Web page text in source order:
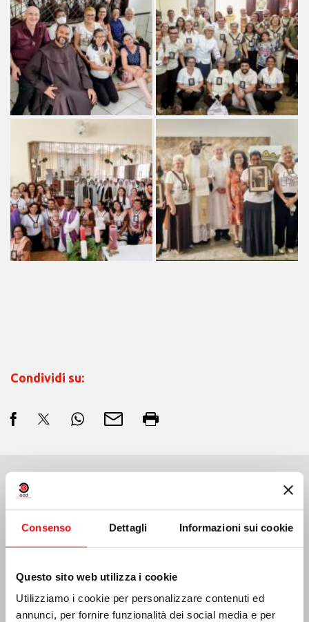
Consenso Dettagli Informazioni sui cookie
Questo sito web utilizza i cookie
Utilizziamo i cookie per personalizzare contenuti ed
annunci, per fornire funzionalità dei social media e per
Condividi su:
Ultime Notizie:
MESSICO: ASSEMBLEA PLENARIA OCD